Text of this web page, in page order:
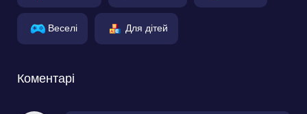
Веселі Для дітей
Коментарі